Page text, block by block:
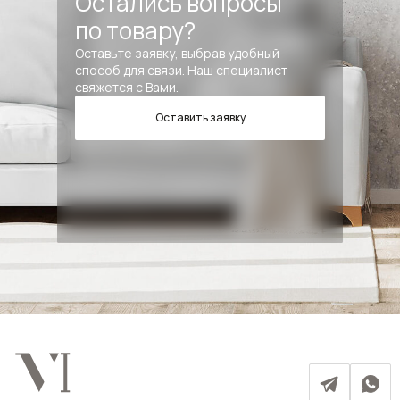
по товару?
Оставьте заявку, выбрав удобный
способ для связи. Наш специалист
свяжется с Вами.
Оставить заявку